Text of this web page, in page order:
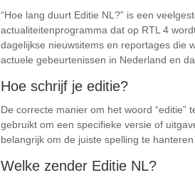
“Hoe lang duurt Editie NL?” is een
actualiteitenprogramma dat op RTL 4
dagelijkse nieuwsitems en reportages die
actuele gebeurtenissen in Nederland en
Hoe schrijf je editie?
De correcte manier om het woord
gebruikt om een specifieke versie of
belangrijk om de juiste spelling te
Welke zender Editie NL?